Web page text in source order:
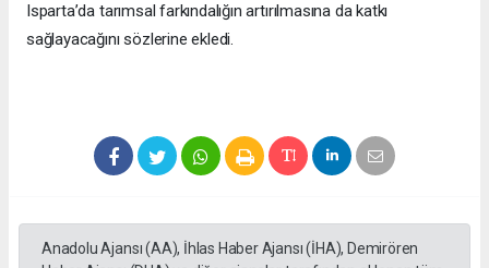
Isparta’da tarımsal farkındalığın artırılmasına da katkı
sağlayacağını sözlerine ekledi.
Anadolu Ajansı (AA), İhlas Haber Ajansı (İHA), Demirören